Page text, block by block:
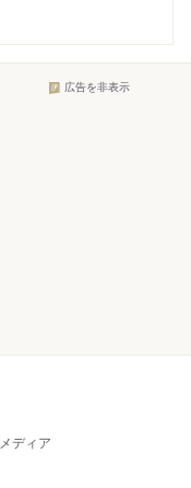
広告を非表示
ディア